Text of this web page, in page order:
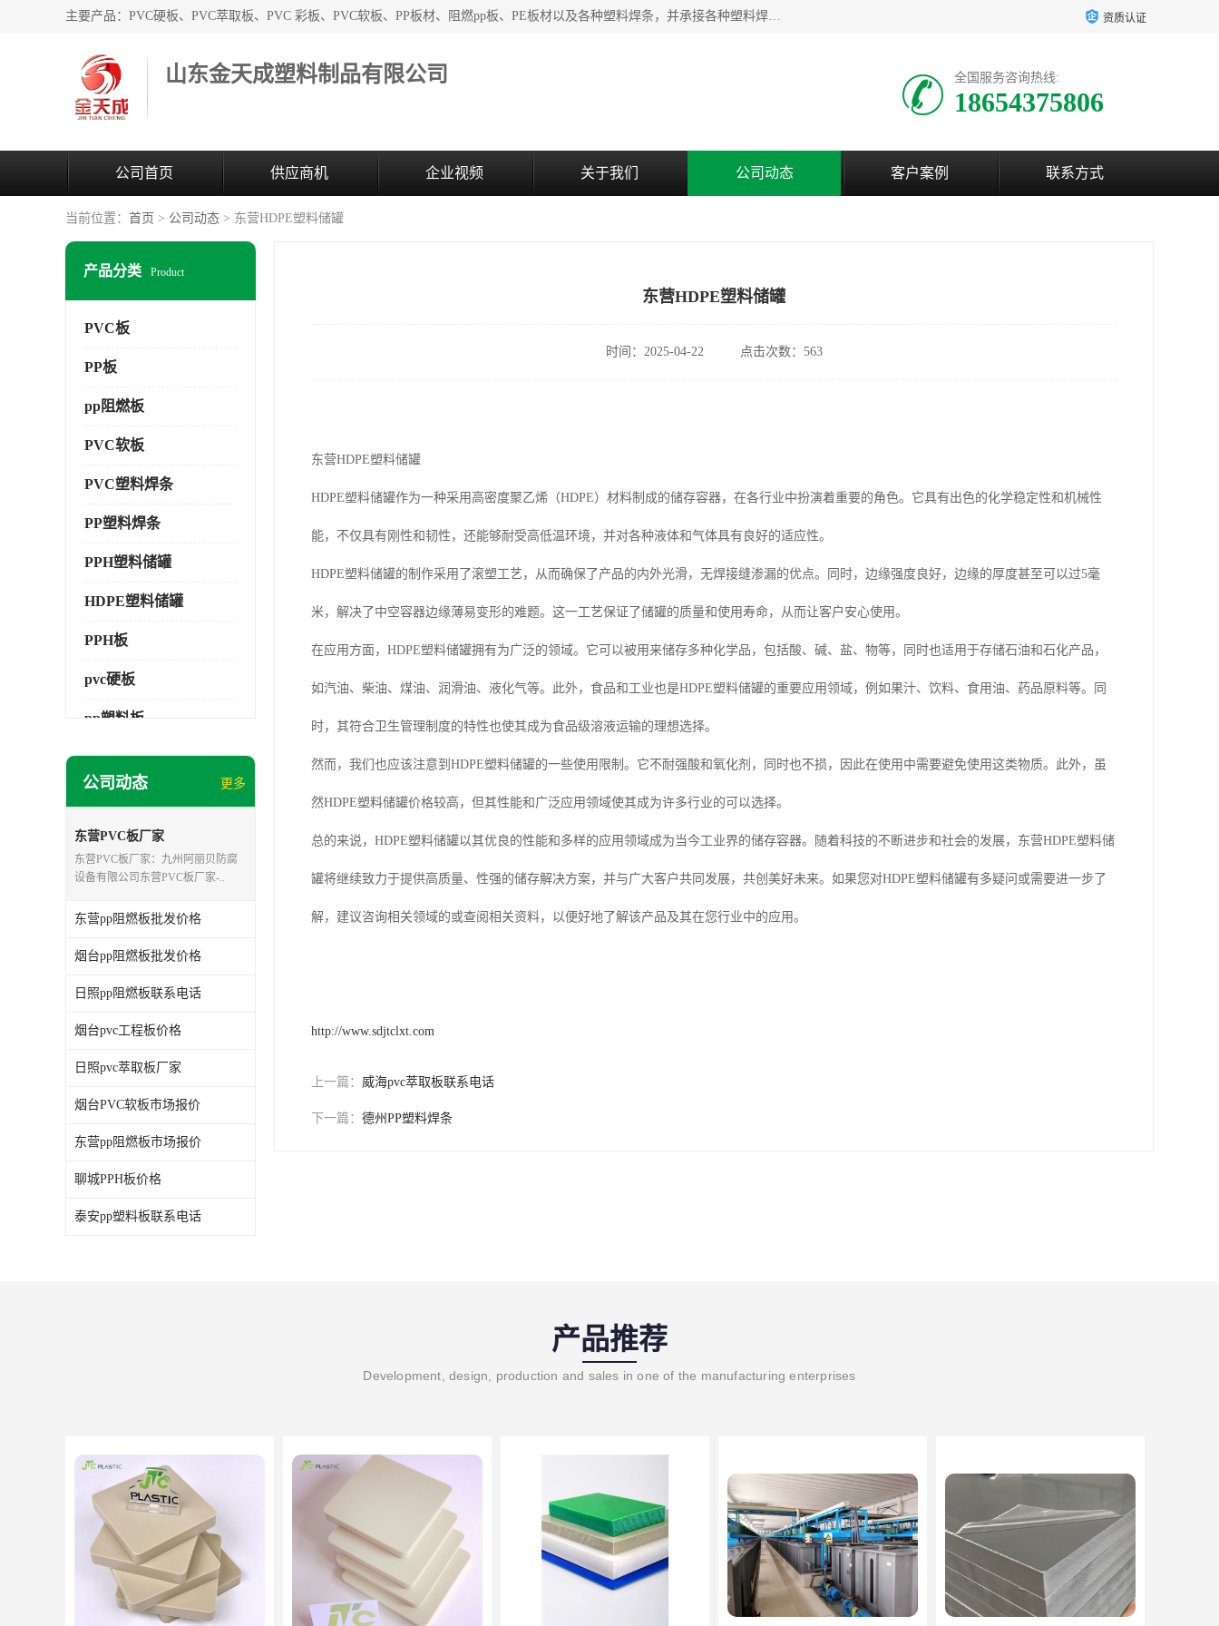
主要产品：PVC硬板、PVC萃取板、PVC 彩板、PVC软板、PP板材、阻燃pp板、PE板材以及各种塑料焊条，并承接各种塑料焊接工程，其产品广泛应用于环保设备、化工、石油、电镀、电子、建筑、食品、医药等多种行业，产品销售己覆盖全国多个省、市(直辖市)及自治区，并己经远销国外。 资质认证
山东金天成塑料制品有限公司 全国服务咨询热线:
18654375806
公司首页 供应商机 企业视频 关于我们 公司动态 客户案例 联系方式
当前位置： 首页 > 公司动态 > 东营HDPE塑料储罐
产品分类 Product
PVC板
PP板
pp阻燃板
PVC软板
PVC塑料焊条
PP塑料焊条
PPH塑料储罐
HDPE塑料储罐
PPH板
pvc硬板
pp塑料板
pvc萃取板
公司动态 更多
东营PVC板厂家
东营PVC板厂家：九州阿丽贝防腐
设备有限公司东营PVC板厂家-..
东营pp阻燃板批发价格
烟台pp阻燃板批发价格
日照pp阻燃板联系电话
烟台pvc工程板价格
日照pvc萃取板厂家
烟台PVC软板市场报价
东营pp阻燃板市场报价
聊城PPH板价格
泰安pp塑料板联系电话
东营HDPE塑料储罐
时间：2025-04-22 点击次数：563
东营HDPE塑料储罐
HDPE塑料储罐作为一种采用高密度聚乙烯（HDPE）材料制成的储存容器，在各行业中扮演着重要的角色。它具有出色的化学稳定性和机械性
能，不仅具有刚性和韧性，还能够耐受高低温环境，并对各种液体和气体具有良好的适应性。
HDPE塑料储罐的制作采用了滚塑工艺，从而确保了产品的内外光滑，无焊接缝渗漏的优点。同时，边缘强度良好，边缘的厚度甚至可以过5毫
米，解决了中空容器边缘薄易变形的难题。这一工艺保证了储罐的质量和使用寿命，从而让客户安心使用。
在应用方面，HDPE塑料储罐拥有为广泛的领域。它可以被用来储存多种化学品，包括酸、碱、盐、物等，同时也适用于存储石油和石化产品，
如汽油、柴油、煤油、润滑油、液化气等。此外，食品和工业也是HDPE塑料储罐的重要应用领域，例如果汁、饮料、食用油、药品原料等。同
时，其符合卫生管理制度的特性也使其成为食品级溶液运输的理想选择。
然而，我们也应该注意到HDPE塑料储罐的一些使用限制。它不耐强酸和氧化剂，同时也不损，因此在使用中需要避免使用这类物质。此外，虽
然HDPE塑料储罐价格较高，但其性能和广泛应用领域使其成为许多行业的可以选择。
总的来说，HDPE塑料储罐以其优良的性能和多样的应用领域成为当今工业界的储存容器。随着科技的不断进步和社会的发展，东营HDPE塑料储
罐将继续致力于提供高质量、性强的储存解决方案，并与广大客户共同发展，共创美好未来。如果您对HDPE塑料储罐有多疑问或需要进一步了
解，建议咨询相关领域的或查阅相关资料，以便好地了解该产品及其在您行业中的应用。
http://www.sdjtclxt.com
上一篇： 威海pvc萃取板联系电话
下一篇： 德州PP塑料焊条
产品推荐
Development, design, production and sales in one of the manufacturing enterprises